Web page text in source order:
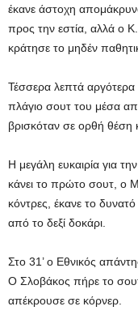
έκανε άστοχη
προς την εστία, αλλά ο
κράτησε το μηδέν
Τέσσερα λεπτά αργότερα
πλάγιο σουτ του μέσα
βρισκόταν σε ορθή θέση
Η μεγάλη ευκαιρία για
κάνει το πρώτο σουτ, ο
κόντρες, έκανε το
από το δεξί δοκάρι.
Στο 31’ ο Εθνικός
Ο Σλοβάκος πήρε το
απέκρουσε σε κόρνερ.